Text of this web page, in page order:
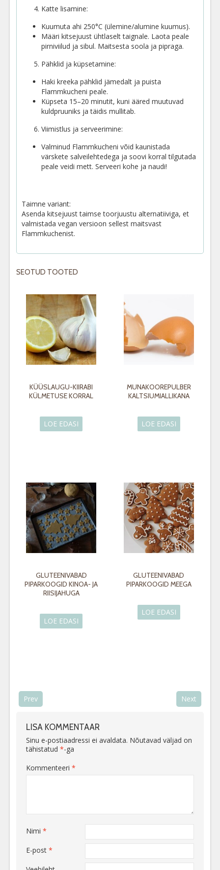
Katte lisamine:
Kuumuta ahi 250°C (ülemine/alumine kuumus).
Määri kitsejuust ühtlaselt taignale. Laota peale
pirniviilud ja sibul. Maitsesta soola ja pipraga.
Pähklid ja küpsetamine:
Haki kreeka pähklid jämedalt ja puista
Flammkucheni peale.
Küpseta 15–20 minutit, kuni ääred muutuvad
kuldpruuniks ja täidis mullitab.
Viimistlus ja serveerimine:
Valminud Flammkucheni võid kaunistada
värskete salveilehtedega ja soovi korral tilgutada
peale veidi mett. Serveeri kohe ja naudi!
Taimne variant:
Asenda kitsejuust taimse toorjuustu alternatiiviga, et
valmistada vegan versioon sellest maitsvast
Flammkuchenist.
SEOTUD TOOTED
KÜÜSLAUGU-KIIRABI
KÜLMETUSE KORRAL
LOE EDASI
MUNAKOOREPULBER
KALTSIUMIALLIKANA
LOE EDASI
GLUTEENIVABAD
PIPARKOOGID KINOA- JA
RIISIJAHUGA
LOE EDASI
GLUTEENIVABAD
PIPARKOOGID MEEGA
LOE EDASI
Prev Next
LISA KOMMENTAAR
Sinu e-postiaadressi ei avaldata. Nõutavad väljad on
tähistatud *-ga
Kommenteeri *
Nimi *
E-post *